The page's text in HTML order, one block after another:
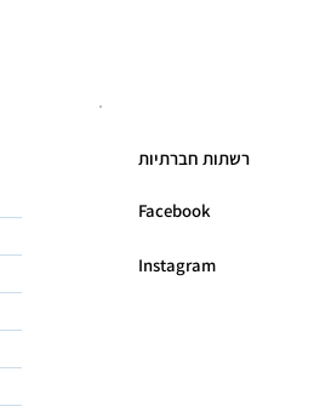
רשתות חברתיות
Facebook
Instagram